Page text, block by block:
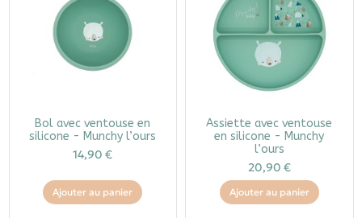
Bol avec ventouse en
silicone - Munchy l’ours
14,90 €
Ajouter au panier
Assiette avec ventouse
en silicone - Munchy
l’ours
20,90 €
Ajouter au panier